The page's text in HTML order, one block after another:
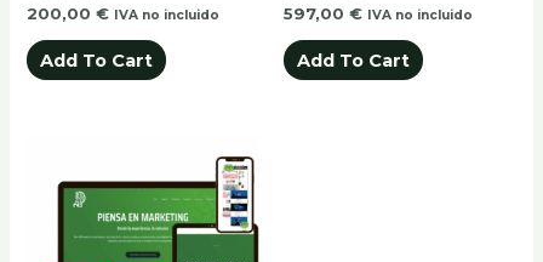
Rated
0
out
of
5
200,00€ IVA no incluido
Add To Cart
Rated
0
out
of
5
597,00 € IVA no incluido
Add To Cart